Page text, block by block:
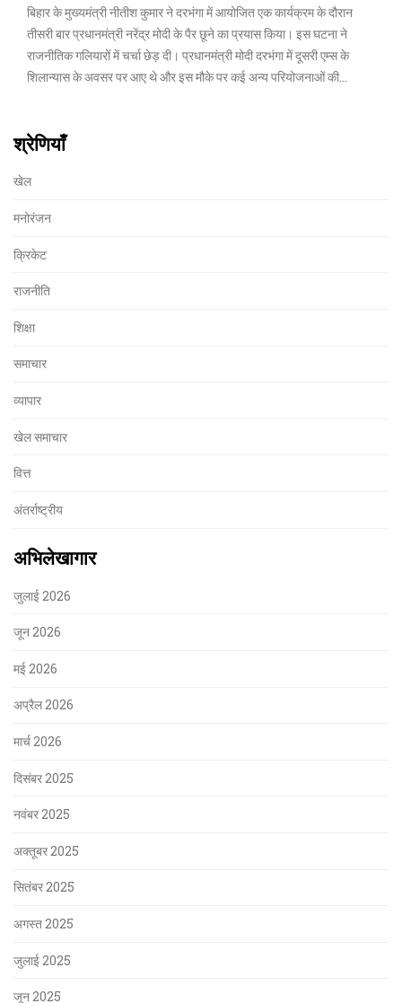
बिहार के मुख्यमंत्री नीतीश कुमार ने दरभंगा में आयोजित एक कार्यक्रम के दौरान
तीसरी बार प्रधानमंत्री नरेंद्र मोदी के पैर छूने का प्रयास किया। इस घटना ने
राजनीतिक गलियारों में चर्चा छेड़ दी। प्रधानमंत्री मोदी दरभंगा में दूसरी एम्स के
शिलान्यास के अवसर पर आए थे और इस मौके पर कई अन्य परियोजनाओं की
श्रेणियाँ
खेल
मनोरंजन
क्रिकेट
राजनीति
शिक्षा
समाचार
व्यापार
खेल समाचार
वित्त
अंतर्राष्ट्रीय
अभिलेखागार
जुलाई 2026
जून 2026
मई 2026
अप्रैल 2026
मार्च 2026
दिसंबर 2025
नवंबर 2025
अक्तूबर 2025
सितंबर 2025
अगस्त 2025
जुलाई 2025
जून 2025